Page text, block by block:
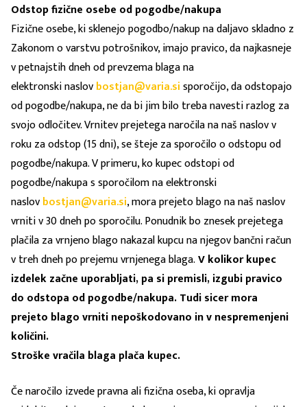
Odstop fizične osebe od pogodbe/nakupa
Fizične osebe, ki sklenejo pogodbo/nakup na daljavo skladno z
Zakonom o varstvu potrošnikov, imajo pravico, da najkasneje
v petnajstih dneh od prevzema blaga na
elektronski naslovbostjan@varia.sisporočijo, da odstopajo
od pogodbe/nakupa, ne da bi jim bilo treba navesti razlog za
svojo odločitev. Vrnitev prejetega naročila na naš naslov v
roku za odstop (15 dni), se šteje za sporočilo o odstopu od
pogodbe/nakupa. V primeru, ko kupec odstopi od
pogodbe/nakupa s sporočilom na elektronski
naslovbostjan@varia.si, mora prejeto blago na naš naslov
vrniti v 30 dneh po sporočilu. Ponudnik bo znesek prejetega
plačila za vrnjeno blago nakazal kupcu na njegov bančni račun
v treh dneh po prejemu vrnjenega blaga.V kolikor kupec
izdelek začne uporabljati, pa si premisli, izgubi pravico
do odstopa od pogodbe/nakupa. Tudi sicer mora
prejeto blago vrniti nepoškodovano in v nespremenjeni
količini.
Stroške vračila blaga plača kupec.
Če naročilo izvede pravna ali fizična oseba, ki opravlja